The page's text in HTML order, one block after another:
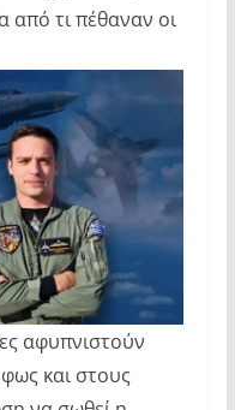
από τι πέθαναν οι
αφυπνιστούν
και στους